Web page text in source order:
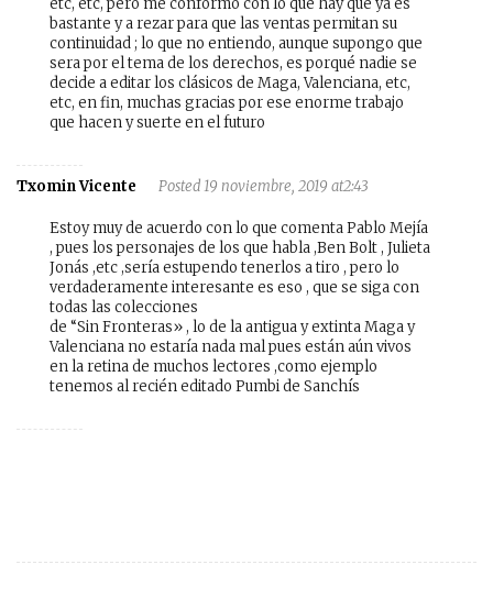
etc, etc, pero me conformo con lo que hay que ya es
bastante y a rezar para que las ventas permitan su
continuidad ; lo que no entiendo, aunque supongo que
sera por el tema de los derechos, es porqué nadie se
decide a editar los clásicos de Maga, Valenciana, etc,
etc, en fin, muchas gracias por ese enorme trabajo
que hacen y suerte en el futuro
Txomin Vicente Posted 19 noviembre, 2019 at2:43
Estoy muy de acuerdo con lo que comenta Pablo Mejía
, pues los personajes de los que habla ,Ben Bolt , Julieta
Jonás ,etc ,sería estupendo tenerlos a tiro , pero lo
verdaderamente interesante es eso , que se siga con
todas las colecciones
de “Sin Fronteras» , lo de la antigua y extinta Maga y
Valenciana no estaría nada mal pues están aún vivos
en la retina de muchos lectores ,como ejemplo
tenemos al recién editado Pumbi de Sanchís